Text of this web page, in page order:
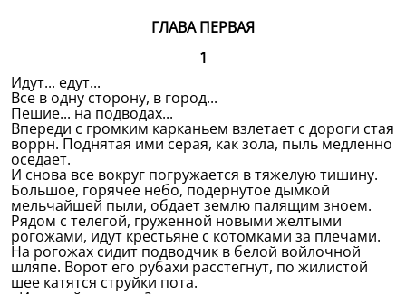
ГЛАВА ПЕРВАЯ
1
Идут... едут...
Все в одну сторону, в город...
Пешие... на подводах...
Впереди с громким карканьем взлетает с дороги стая
воррн. Поднятая ими серая, как зола, пыль медленно
оседает.
И снова все вокруг погружается в тяжелую тишину.
Большое, горячее небо, подернутое дымкой
мельчайшей пыли, обдает землю палящим зноем.
Рядом с телегой, груженной новыми желтыми
рогожами, идут крестьяне с котомками за плечами.
На рогожах сидит подводчик в белой войлочной
шляпе. Ворот его рубахи расстегнут, по жилистой
шее катятся струйки пота.